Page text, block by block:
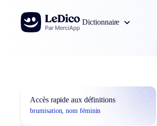
Aller au contenu
Dictionnaire
Accès rapide aux définitions
brumisation, nom féminin